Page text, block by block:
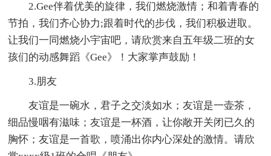
2.Gee伴着优美的旋律，我们燃烧激情；和着青春的
节拍，我们齐心协力;跟着时代的步伐，我们积极进取。
让我们一同燃烧小宇宙吧，请欣赏来自五年级二班的女
孩们的动感舞蹈《Gee》！大家掌声鼓励！
3.朋友
友谊是一碗水，君子之交淡如水；友谊是一壶茶，
细品慢咽有滋味；友谊是一杯酒，让你敞开关闭已久的
胸怀；友谊是一首歌，喷涌出你内心深处的激情。请欣